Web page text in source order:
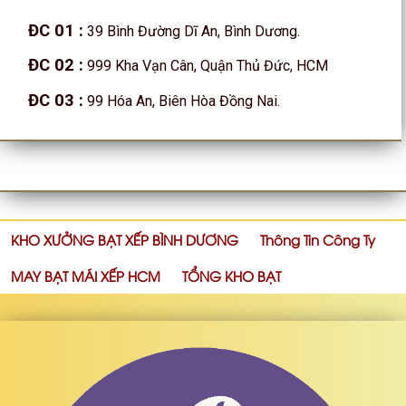
ĐC 01 : 39 Bình Đường Dĩ An, Bình Dương.
ĐC 02 : 999 Kha Vạn Cân, Quận Thủ Đức, HCM
ĐC 03 : 99 Hóa An, Biên Hòa Đồng Nai.
KHO XƯỞNG BẠT XẾP BÌNH DƯƠNG
Thông Tin Công Ty
MAY BẠT MÁI XẾP HCM
TỔNG KHO BẠT